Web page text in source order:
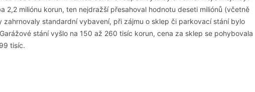
2,2 miliónu korun, ten nejdražší přesahoval hodnotu deseti miliónů (včetně
zahrnovaly standardní vybavení, při zájmu o sklep či parkovací stání bylo
stání vyšlo na 150 až 260 tisíc korun, cena za sklep se pohybovala
tisíc.